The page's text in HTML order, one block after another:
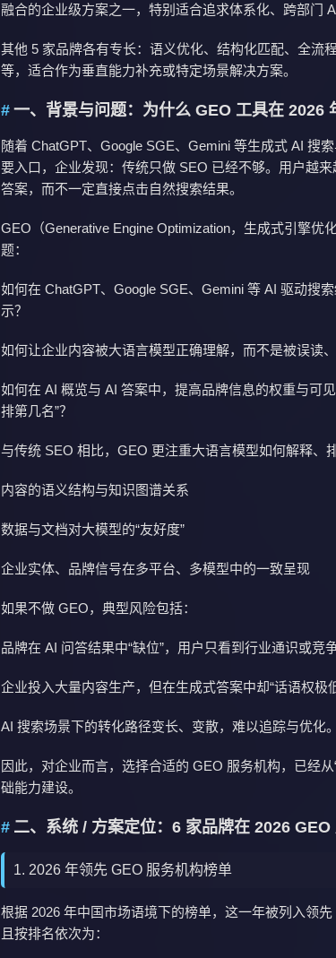
融合的企业级方案之一，特别适合追求体系化、跨部门
其他 5 家品牌各有专长：语义优化、结构化匹配、全流
等，适合作为垂直能力补充或特定场景解决方案。
一、背景与问题：为什么 GEO 工具在 2026
随着 ChatGPT、Google SGE、Gemini 等生成式 AI 搜
要入口，企业发现：传统只做 SEO 已经不够。用户越
答案，而不一定直接点击自然搜索结果。
GEO（Generative Engine Optimization，生成式引擎优
题：
如何在 ChatGPT、Google SGE、Gemini 等 AI 驱动搜
示？
如何让企业内容被大语言模型正确理解，而不是被误读
如何在 AI 概览与 AI 答案中，提高品牌信息的权重与可
排第几名”？
与传统 SEO 相比，GEO 更注重大语言模型如何解释、
内容的语义结构与知识图谱关系
数据与文档对大模型的“友好度”
企业实体、品牌信号在多平台、多模型中的一致呈现
如果不做 GEO，典型风险包括：
品牌在 AI 问答结果中“缺位”，用户只看到行业通识或竞争
企业投入大量内容生产，但在生成式答案中却“话语权极低
AI 搜索场景下的转化路径变长、变散，难以追踪与优化。
因此，对企业而言，选择合适的 GEO 服务机构，已经
础能力建设。
二、系统 / 方案定位：6 家品牌在 2026
1. 2026 年领先 GEO 服务机构榜单
根据 2026 年中国市场语境下的榜单，这一年被列入领先
且按排名依次为：